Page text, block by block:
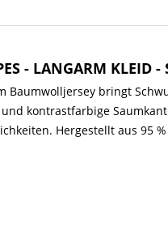
- LANGARM KLEID -
Baumwolljersey bringt
kontrastfarbige
Hergestellt aus 95